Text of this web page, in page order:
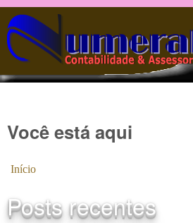
Pular para o conteúdo
Você está aqui
Início
Posts recentes